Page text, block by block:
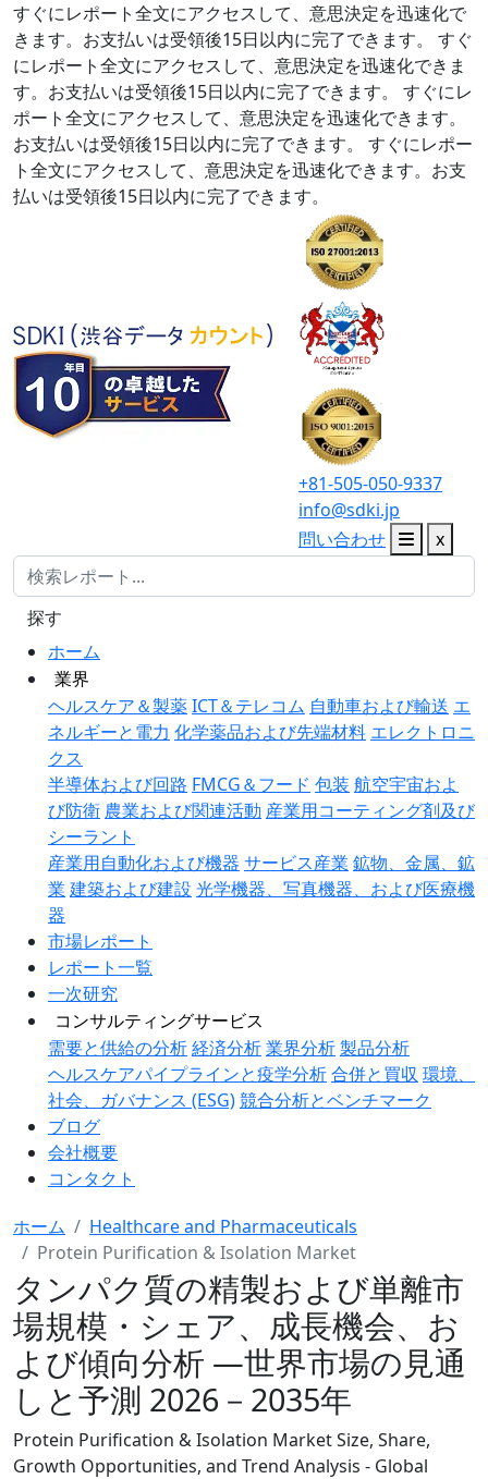
すぐにレポート全文にアクセスして、意思決定を迅速化で
きます。お支払いは受領後15日以内に完了できます。
すぐ
にレポート全文にアクセスして、意思決定を迅速化できま
す。お支払いは受領後15日以内に完了できます。
すぐにレ
ポート全文にアクセスして、意思決定を迅速化できます。
お支払いは受領後15日以内に完了できます。
すぐにレポー
ト全文にアクセスして、意思決定を迅速化できます。お支
払いは受領後15日以内に完了できます。
+81-505-050-9337
info@sdki.jp
問い合わせ
x
ホーム
業界
ヘルスケア＆製薬ICT＆テレコム 自動車および輸送 エ
ネルギーと電力 化学薬品および先端材料 エレクトロニ
クス
半導体および回路 FMCG＆フード 包装 航空宇宙およ
び防衛 農業および関連活動 産業用コーティング剤及び
シーラント
産業用自動化および機器 サービス産業 鉱物、金属、鉱
業 建築および建設 光学機器、写真機器、および医療機
器
市場レポート
レポート一覧
一次研究
コンサルティングサービス
需要と供給の分析経済分析業界分析製品分析
ヘルスケアパイプラインと疫学分析合併と買収 環境、
社会、ガバナンス (ESG)競合分析とベンチマーク
ブログ
会社概要
コンタクト
探す
ホーム
Healthcare and Pharmaceuticals
Protein Purification & Isolation Market
タンパク質の精製および単離市
場規模・シェア、成長機会、お
よび傾向分析 ―世界市場の見通
しと予測 2026－2035年
Protein Purification & Isolation Market Size, Share,
Growth Opportunities, and Trend Analysis - Global